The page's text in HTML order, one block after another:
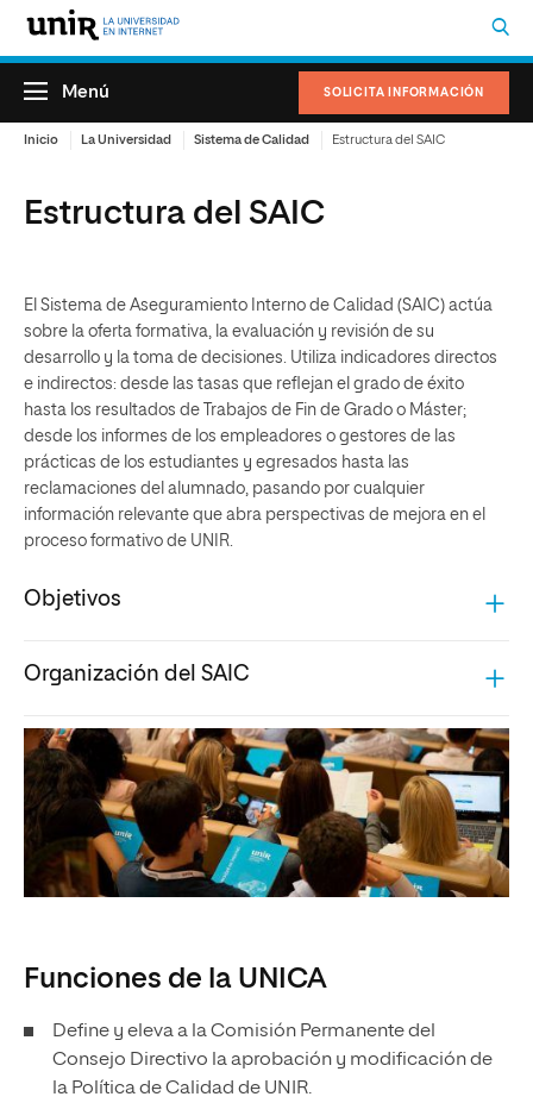
SOLICITA INFORMACIÓN
Menú
Inicio La Universidad Sistema de Calidad Estructura del SAIC
Estructura del SAIC
El Sistema de Aseguramiento Interno de Calidad (SAIC) actúa
sobre la oferta formativa, la evaluación y revisión de su
desarrollo y la toma de decisiones. Utiliza indicadores directos
e indirectos: desde las tasas que reflejan el grado de éxito
hasta los resultados de Trabajos de Fin de Grado o Máster;
desde los informes de los empleadores o gestores de las
prácticas de los estudiantes y egresados hasta las
reclamaciones del alumnado, pasando por cualquier
información relevante que abra perspectivas de mejora en el
proceso formativo de UNIR.
Objetivos
Organización del SAIC
Funciones de la UNICA
Define y eleva a la Comisión Permanente del
Consejo Directivo la aprobación y modificación de
la Política de Calidad de UNIR.